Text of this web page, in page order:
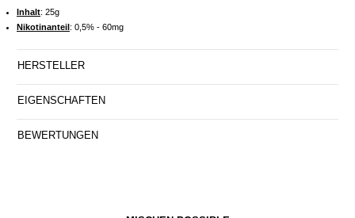
Inhalt: 25g
Nikotinanteil: 0,5% - 60mg
HERSTELLER
EIGENSCHAFTEN
BEWERTUNGEN